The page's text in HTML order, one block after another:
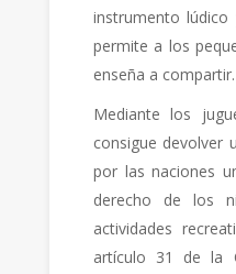
instrumento lúdico
permite a los
enseña a compartir.
Mediante los
consigue devolver
por las naciones
derecho de los
actividades
artículo 31 de la